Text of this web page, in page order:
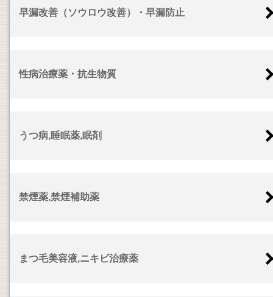
早漏改善（ソウロウ改善）・早漏防止
性病治療薬・抗生物質
うつ病,睡眠薬,眠剤
禁煙薬,禁煙補助薬
まつ毛美容液,ニキビ治療薬